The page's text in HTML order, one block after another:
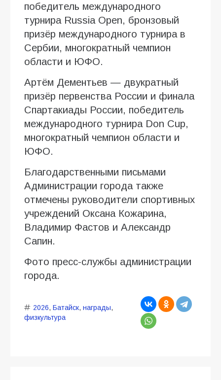
победитель международного
турнира Russia Open, бронзовый
призёр международного турнира в
Сербии, многократный чемпион
области и ЮФО.
Артём Дементьев — двукратный
призёр первенства России и финала
Спартакиады России, победитель
международного турнира Don Cup,
многократный чемпион области и
ЮФО.
Благодарственными письмами
Администрации города также
отмечены руководители спортивных
учреждений Оксана Кожарина,
Владимир Фастов и Александр
Сапин.
Фото пресс-службы администрации
города.
2026, Батайск, награды,
физкультура